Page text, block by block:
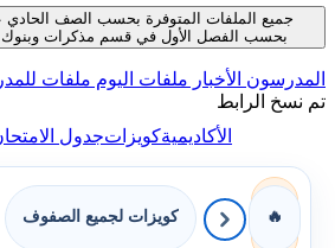
جميع الملفات المتوفرة بحسب الصف
بحسب الفصل الأول في قسم مذكرات وبنوك حتى
المدرسون الأخبار ملفات اليوم ملفات
تم نسخ الرابط
الأكاديميةكويزاتجدول
🔥 كويزات لجميع الصفوف